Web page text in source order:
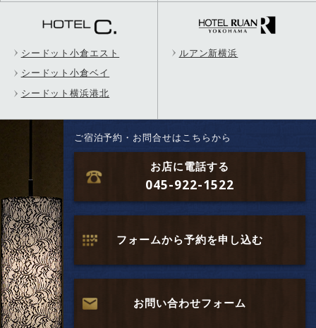
シードット小倉エスト
シードット小倉ベイ
シードット横浜港北
ルアン新横浜
ご宿泊予約・お問合せはこちらから
お店に電話する
045-922-1522
フォームから予約を申し込む
お問い合わせフォーム